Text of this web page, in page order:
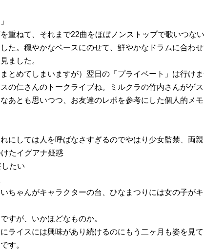
重ねて、それまで22曲をほぼノンストップで歌いつな
た。穏やかなベースにのせて、鮮やかなドラムに合わせ
ました。
とめてしまいますが）翌日の「プライベート」は行け
の仁さんのトークライブね。ミルクラの竹内さんがゲ
あとも思いつつ、お友達のレポを参考にした個人的メモ
にしては人を呼ばなさすぎるのでやはり少女監禁、両
たイグアナ疑惑
たい
ちゃんがキャラクターの台、ひなまつりには女の子が
すが、いかほどなものか。
ライスには興味があり続けるのにもう二ヶ月も姿を見
す。